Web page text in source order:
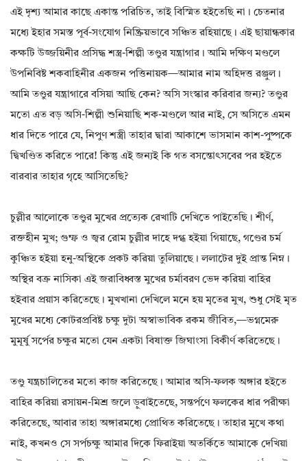
এই দৃশ্য আমার কাছে একান্ত পরিচিত, তাই বিস্মিত হইতেছি না। চেতনার
মধ্যে ইহার সমস্ত পূর্ব-সংযোগ নিষ্ক্রিয়ভাবে সঞ্চিত রহিয়াছে। এই ছায়ান্ধকার
কক্ষটি উজ্জয়িনীর প্রসিদ্ধ শস্ত্র-শিল্পী তণ্ডুর যন্ত্রাগার। আমি দক্ষিণ মণ্ডলে
উপনিবিষ্ট শকবাহিনীর একজন পত্তিনায়ক—আমার নাম অহিদত্ত রঞ্জুল।
আমি তণ্ডুর যন্ত্রাগারে বসিয়া আছি কেন? অসি সংস্কার করিবার জন্য? তণ্ডুর
মতো এত বড় অসি-শিল্পী শুনিয়াছি শক-মণ্ডলে আর নাই, সে অসিতে এমন
ধার দিতে পারে যে, নিপুণ শস্ত্রী তাহার দ্বারা আকাশে ভাসমান কাশ-পুষ্পকে
দ্বিখণ্ডিত করিতে পারে! কিন্তু এই জন্যই কি গত বসন্তোৎসবের পর হইতে
বারবার তাহার গৃহে আসিতেছি?
চুল্লীর আলোকে তণ্ডুর মুখের প্রত্যেক রেখাটি দেখিতে পাইতেছি। শীর্ণ,
রক্তহীন মুখ; গুম্ফ ও জ্বর রোম চুল্লীর দাহে দগ্ধ হইয়া গিয়াছে, গণ্ডের চর্ম
কুঞ্চিত হইয়া হনু-অস্থিকে প্রকট করিয়া তুলিয়াছে। ললাটের দুই প্রান্ত নিম্ন।
অস্থির বক্র নাসিকা এই জরাবিধ্বস্ত মুখের চর্মাবরণ ভেদ করিয়া বাহির
হইবার প্রয়াস করিতেছে। মুখখানা দেখিলে মনে হয় মৃতের মুখ, শুধু সেই মৃত
মুখের মধ্যে কোটরপ্রবিষ্ট চক্ষু দুটা অস্বাভাবিক রকম জীবিত,—ভগ্নমেরু
মুমূর্ষু সর্পের চক্ষুর মতো যেন একটা বিষাক্ত জিঘাংসা বিকীর্ণ করিতেছে।
তণ্ডু যন্ত্রচালিতের মতো কাজ করিতেছে। আমার অসি-ফলক অঙ্গার হইতে
বাহির করিয়া রসায়ন-মিশ্র জলে ড়ুবাইতেছে, সন্তর্পণে ফলকের ধার পরীক্ষা
করিতেছে, আবার তাহা অঙ্গারমধ্যে প্রোথিত করিতেছে। তাহার মুখে কথা
নাই, কখনও সে সর্পচক্ষু আমার দিকে ফিরাইয়া অতর্কিতে আমাকে দেখিয়া